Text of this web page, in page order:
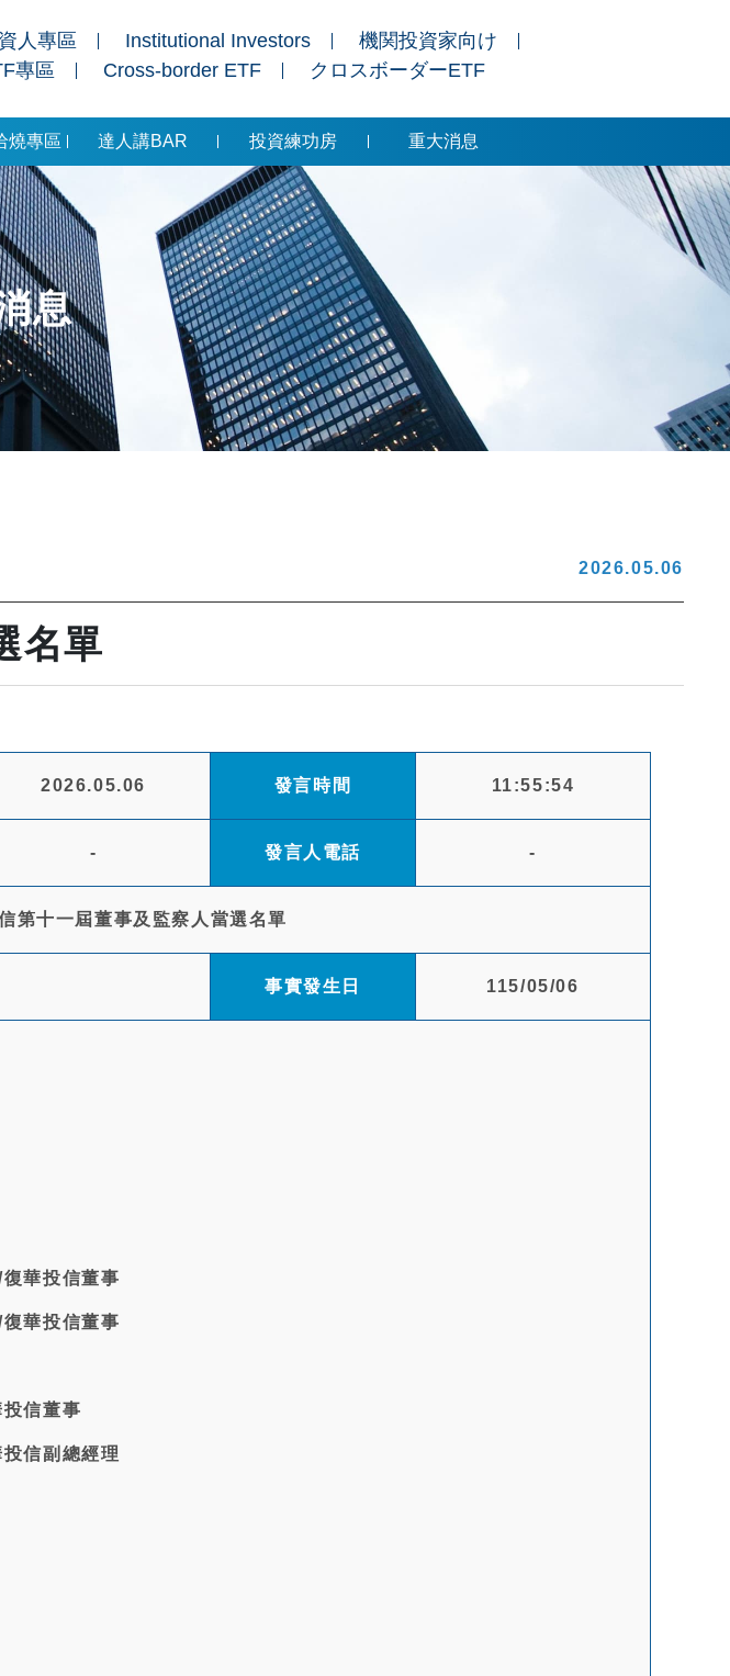
人專區 Institutional Investors
機関投資家向け
專區
Cross-border ETF クロスボーダーETF
燒專區 達人講BAR 投資練功房 重大消息
息
2026.05.06
名單
2026.05.06 發言時間 11:55:54
- 發言人電話 -
第十一屆董事及監察人當選名單
事實發生日 115/05/06
華投信董事
華投信董事
信董事
信副總經理